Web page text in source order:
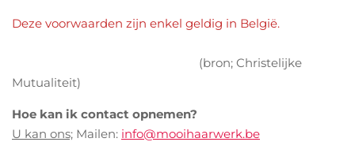
Deze voorwaarden zijn enkel geldig in België.
(bron; Christelijke
Mutualiteit)
Hoe kan ik contact opnemen?
U kan ons; Mailen: info@mooihaarwerk.be